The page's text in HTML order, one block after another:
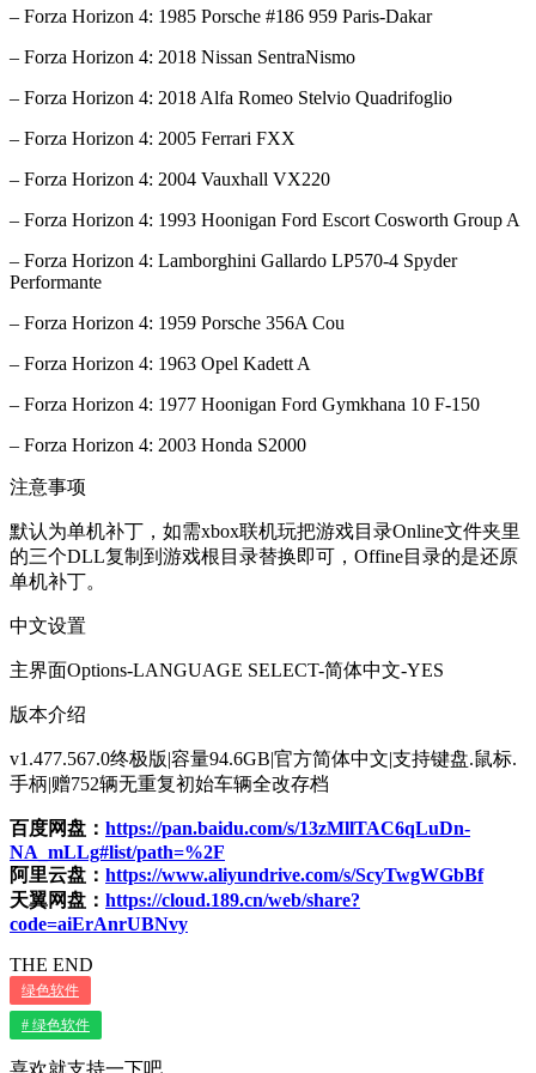
– Forza Horizon 4: 1985 Porsche #186 959 Paris-Dakar
– Forza Horizon 4: 2018 Nissan SentraNismo
– Forza Horizon 4: 2018 Alfa Romeo Stelvio Quadrifoglio
– Forza Horizon 4: 2005 Ferrari FXX
– Forza Horizon 4: 2004 Vauxhall VX220
– Forza Horizon 4: 1993 Hoonigan Ford Escort Cosworth Group A
– Forza Horizon 4: Lamborghini Gallardo LP570-4 Spyder
Performante
– Forza Horizon 4: 1959 Porsche 356A Cou
– Forza Horizon 4: 1963 Opel Kadett A
– Forza Horizon 4: 1977 Hoonigan Ford Gymkhana 10 F-150
– Forza Horizon 4: 2003 Honda S2000
注意事项
默认为单机补丁，如需xbox联机玩把游戏目录Online文件夹里
的三个DLL复制到游戏根目录替换即可，Offine目录的是还原
单机补丁。
中文设置
主界面Options-LANGUAGE SELECT-简体中文-YES
版本介绍
v1.477.567.0终极版|容量94.6GB|官方简体中文|支持键盘.鼠标.
手柄|赠752辆无重复初始车辆全改存档
百度网盘： https://pan.baidu.com/s/13zMllTAC6qLuDn-
NA_mLLg#list/path=%2F
阿里云盘： https://www.aliyundrive.com/s/ScyTwgWGbBf
天翼网盘： https://cloud.189.cn/web/share?
code=aiErAnrUBNvy
THE END
绿色软件
# 绿色软件
喜欢就支持一下吧